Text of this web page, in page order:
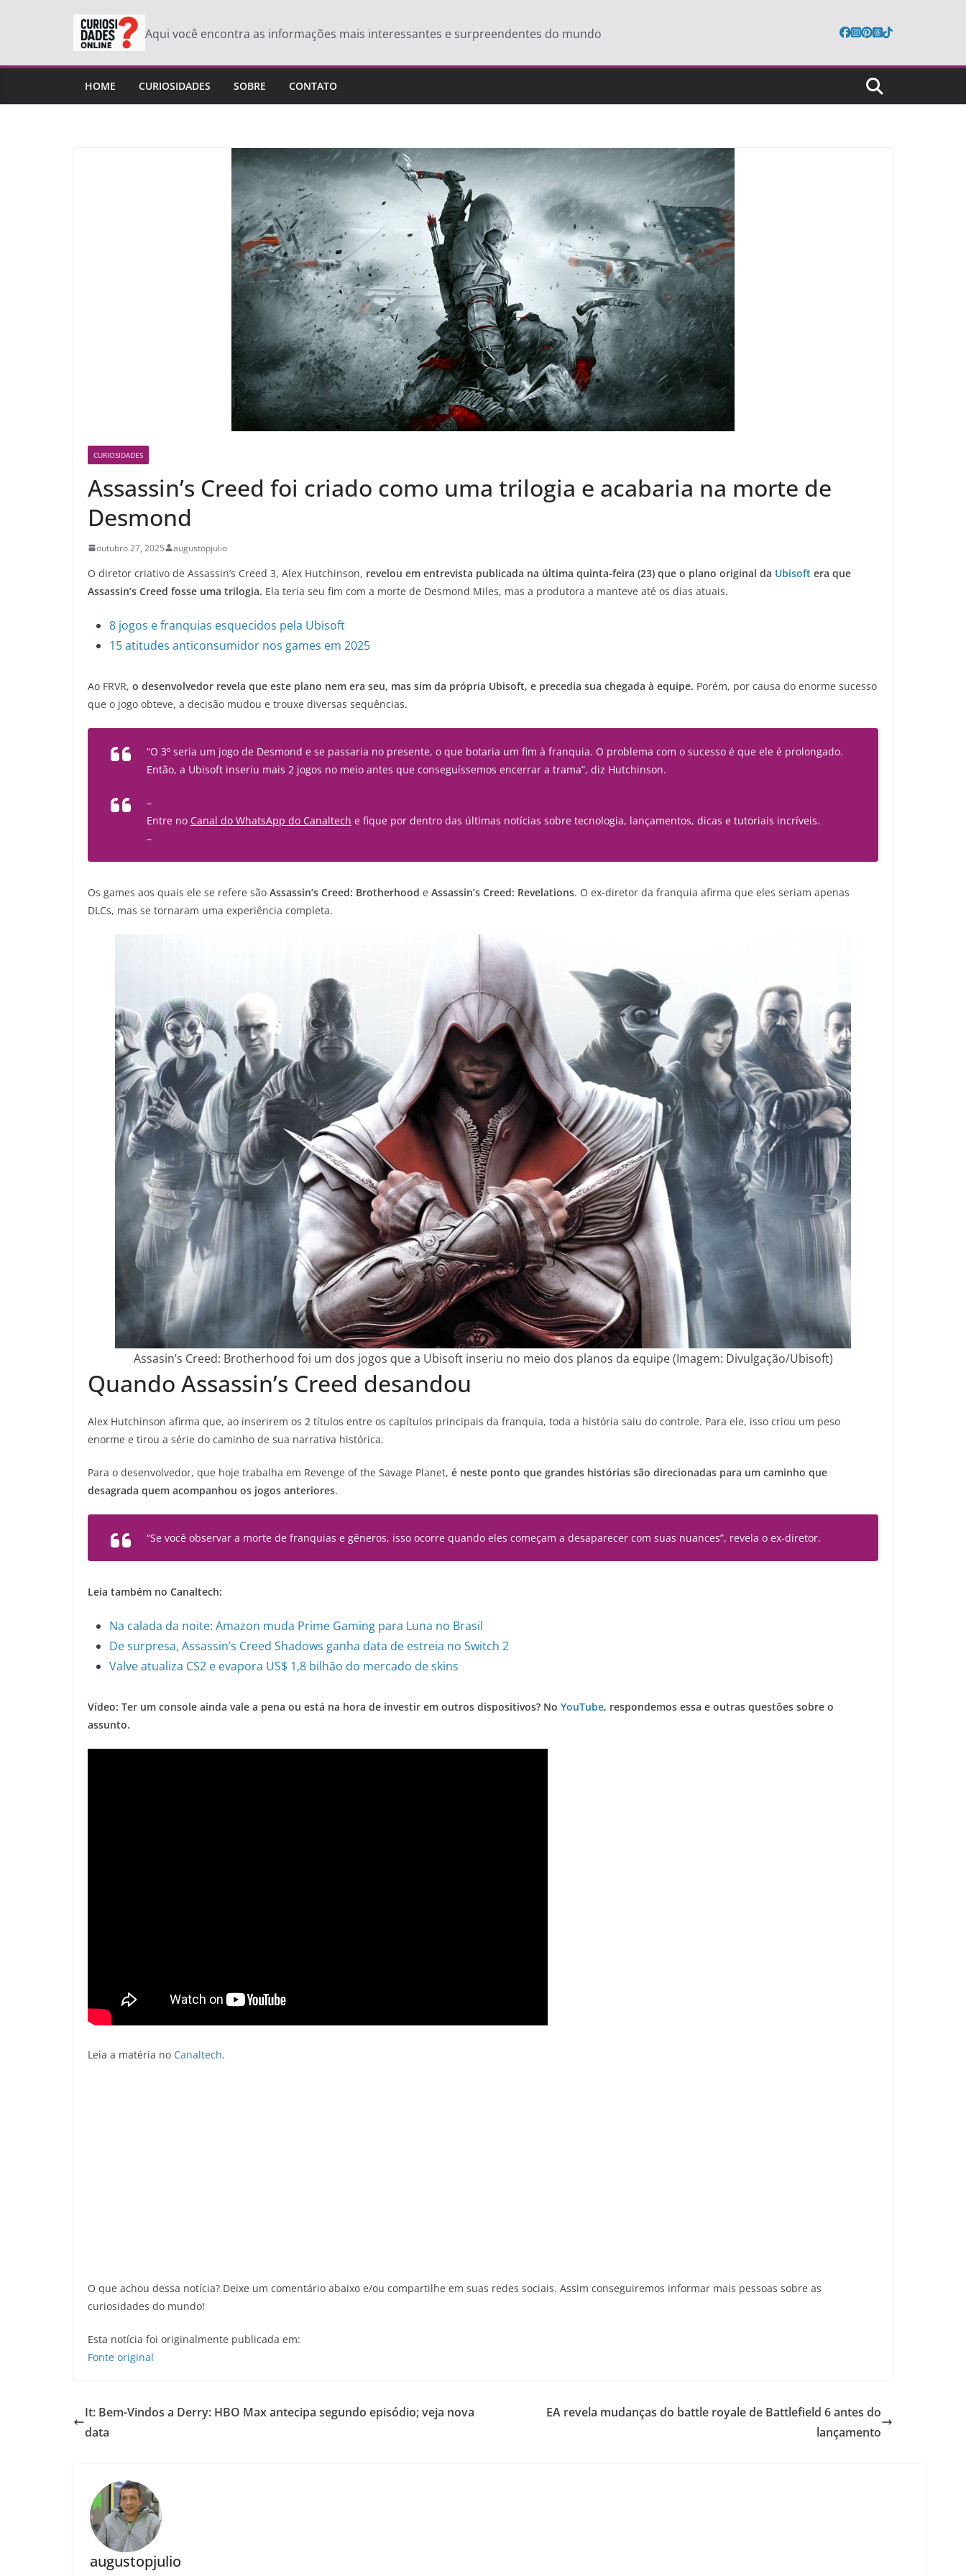
conteúdo
Aqui você encontra as informações mais interessantes e surpreendentes do mundo
HOME CURIOSIDADES SOBRE CONTATO
CURIOSIDADES
Assassin’s Creed foi criado como uma trilogia e acabaria na morte de
Desmond
outubro 27, 2025 augustopjulio
O diretor criativo de Assassin’s Creed 3, Alex Hutchinson, revelou em entrevista publicada na última quinta-feira (23) que o plano original da Ubisoft era que
Assassin’s Creed fosse uma trilogia. Ela teria seu fim com a morte de Desmond Miles, mas a produtora a manteve até os dias atuais.
8 jogos e franquias esquecidos pela Ubisoft
15 atitudes anticonsumidor nos games em 2025
Ao FRVR, o desenvolvedor revela que este plano nem era seu, mas sim da própria Ubisoft, e precedia sua chegada à equipe. Porém, por causa do enorme sucesso
que o jogo obteve, a decisão mudou e trouxe diversas sequências.
“O 3º seria um jogo de Desmond e se passaria no presente, o que botaria um fim à franquia. O problema com o sucesso é que ele é prolongado.
Então, a Ubisoft inseriu mais 2 jogos no meio antes que conseguíssemos encerrar a trama”, diz Hutchinson.
–
Entre no Canal do WhatsApp do Canaltech e fique por dentro das últimas notícias sobre tecnologia, lançamentos, dicas e tutoriais incríveis.
–
Os games aos quais ele se refere são Assassin’s Creed: Brotherhood e Assassin’s Creed: Revelations. O ex-diretor da franquia afirma que eles seriam apenas
DLCs, mas se tornaram uma experiência completa.
Assasin’s Creed: Brotherhood foi um dos jogos que a Ubisoft inseriu no meio dos planos da equipe (Imagem: Divulgação/Ubisoft)
Quando Assassin’s Creed desandou
Alex Hutchinson afirma que, ao inserirem os 2 títulos entre os capítulos principais da franquia, toda a história saiu do controle. Para ele, isso criou um peso
enorme e tirou a série do caminho de sua narrativa histórica.
Para o desenvolvedor, que hoje trabalha em Revenge of the Savage Planet, é neste ponto que grandes histórias são direcionadas para um caminho que
desagrada quem acompanhou os jogos anteriores.
“Se você observar a morte de franquias e gêneros, isso ocorre quando eles começam a desaparecer com suas nuances”, revela o ex-diretor.
Leia também no Canaltech:
Na calada da noite: Amazon muda Prime Gaming para Luna no Brasil
De surpresa, Assassin’s Creed Shadows ganha data de estreia no Switch 2
Valve atualiza CS2 e evapora US$ 1,8 bilhão do mercado de skins
Vídeo: Ter um console ainda vale a pena ou está na hora de investir em outros dispositivos? No YouTube, respondemos essa e outras questões sobre o
assunto.
Leia a matéria no Canaltech.
O que achou dessa notícia? Deixe um comentário abaixo e/ou compartilhe em suas redes sociais. Assim conseguiremos informar mais pessoas sobre as
curiosidades do mundo!
Esta notícia foi originalmente publicada em:
Fonte original
It: Bem-Vindos a Derry: HBO Max antecipa segundo episódio; veja nova
data
EA revela mudanças do battle royale de Battlefield 6 antes do
lançamento
augustopjulio